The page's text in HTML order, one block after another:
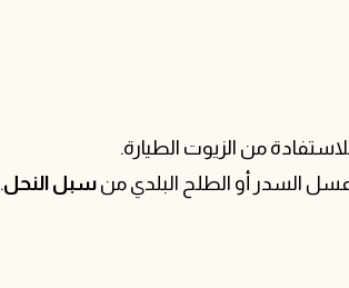
السدر أو الطلح البلدي من سبل النحل.